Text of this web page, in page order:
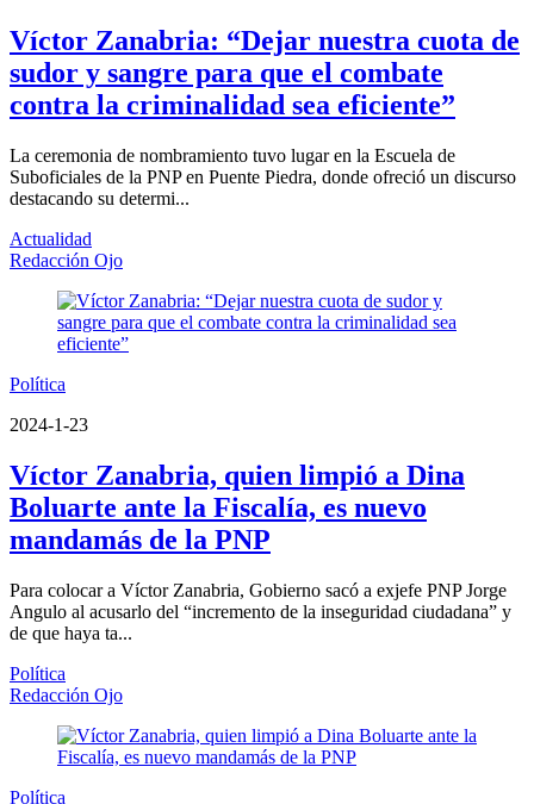
Víctor Zanabria: “Dejar nuestra cuota de
sudor y sangre para que el combate
contra la criminalidad sea eficiente”
La ceremonia de nombramiento tuvo lugar en la Escuela de
Suboficiales de la PNP en Puente Piedra, donde ofreció un discurso
destacando su determi...
Actualidad
Redacción Ojo
Política
2024-1-23
Víctor Zanabria, quien limpió a Dina
Boluarte ante la Fiscalía, es nuevo
mandamás de la PNP
Para colocar a Víctor Zanabria, Gobierno sacó a exjefe PNP Jorge
Angulo al acusarlo del “incremento de la inseguridad ciudadana” y
de que haya ta...
Política
Redacción Ojo
Política